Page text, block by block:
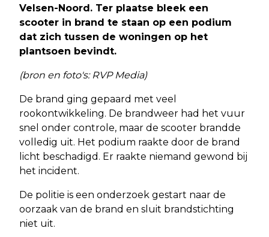
Velsen-Noord. Ter plaatse bleek een
scooter in brand te staan op een podium
dat zich tussen de woningen op het
plantsoen bevindt.
(bron en foto's: RVP Media)
De brand ging gepaard met veel
rookontwikkeling. De brandweer had het vuur
snel onder controle, maar de scooter brandde
volledig uit. Het podium raakte door de brand
licht beschadigd. Er raakte niemand gewond bij
het incident.
De politie is een onderzoek gestart naar de
oorzaak van de brand en sluit brandstichting
niet uit.